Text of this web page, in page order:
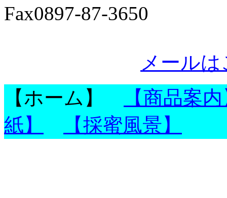
Fax0897-87-3650
メールは
【ホーム】
【商品案
紙】
【採蜜風景】